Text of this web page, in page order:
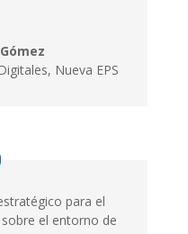
Nueva EPS
para el
el entorno de